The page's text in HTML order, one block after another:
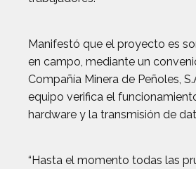
Manifestó que el proyecto es
en campo, mediante un
Compañía Minera de Peñoles,
equipo verifica el
hardware y la transmisión de
“Hasta el momento todas las